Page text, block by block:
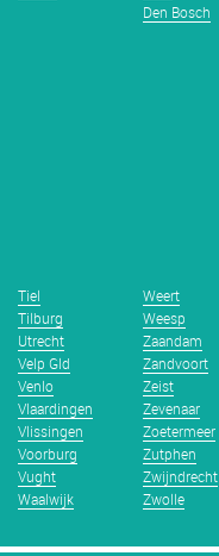
Den Bosch
Tiel
Tilburg
Utrecht
Velp Gld
Venlo
Vlaardingen
Vlissingen
Voorburg
Vught
Waalwijk
Weert
Weesp
Zaandam
Zandvoort
Zeist
Zevenaar
Zoetermeer
Zutphen
Zwijndrecht
Zwolle